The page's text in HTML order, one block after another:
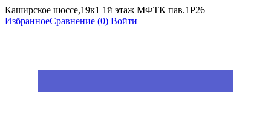
Каширское шоссе,19к1 1й этаж МФТК пав.1Р26
ИзбранноеСравнение (0) Войти